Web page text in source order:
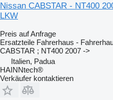
Nissan CABSTAR - NT400
LKW
Preis auf Anfrage
Ersatzteile Fahrerhaus -
CABSTAR ; NT400 2007 ->
Italien, Padua
HAINNtech®
Verkäufer kontaktieren